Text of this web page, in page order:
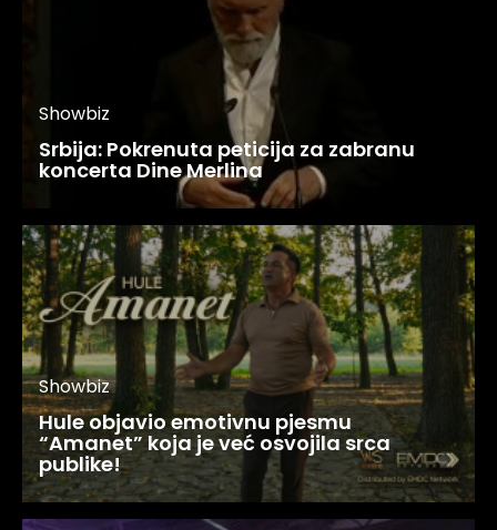
Showbiz
Srbija: Pokrenuta peticija za zabranu
koncerta Dine Merlina
Showbiz
Hule objavio emotivnu pjesmu
“Amanet” koja je već osvojila srca
publike!